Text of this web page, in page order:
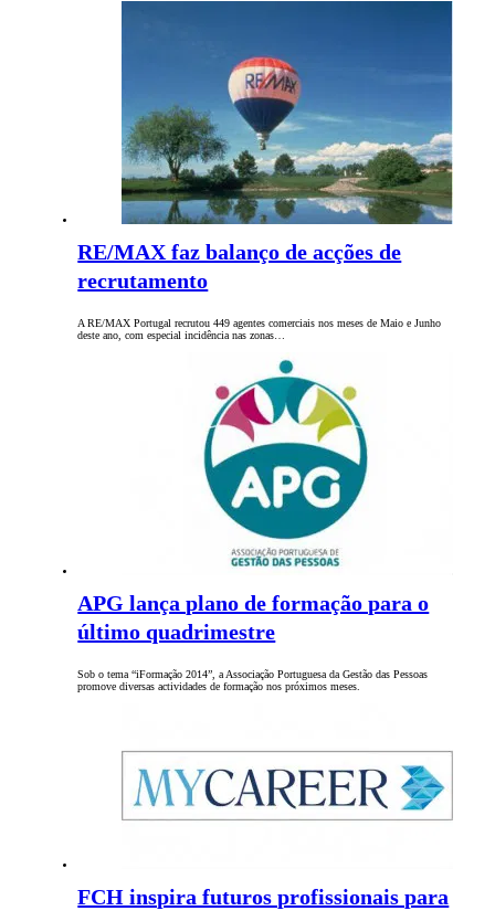
RE/MAX faz balanço de acções de
recrutamento
A RE/MAX Portugal recrutou 449 agentes comerciais nos meses de Maio e Junho
deste ano, com especial incidência nas zonas…
APG lança plano de formação para o
último quadrimestre
Sob o tema “iFormação 2014”, a Associação Portuguesa da Gestão das Pessoas
promove diversas actividades de formação nos próximos meses.
FCH inspira futuros profissionais para